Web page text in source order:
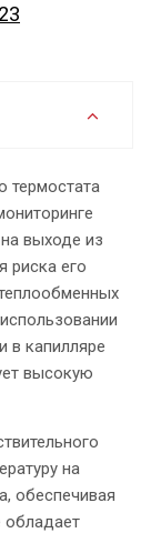
термостата
выходе из
риска его
в капилляре
высокую
на
обеспечивая
обладает